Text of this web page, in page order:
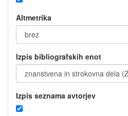
Altmetrika
Izpis bibliografskih enot
Izpis seznama avtorjev